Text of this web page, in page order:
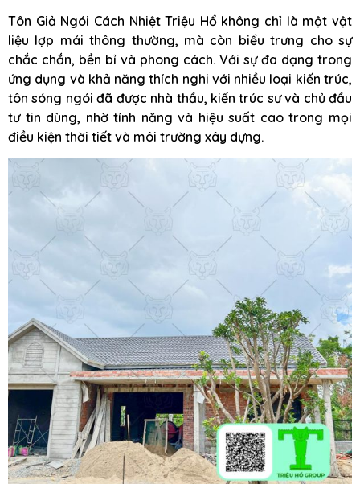
Tôn Giả Ngói Cách Nhiệt Triệu Hổ không chỉ là một vật
liệu lợp mái thông thường, mà còn biểu trưng cho sự
chắc chắn, bền bỉ và phong cách. Với sự đa dạng trong
ứng dụng và khả năng thích nghi với nhiều loại kiến trúc,
tôn sóng ngói đã được nhà thầu, kiến trúc sư và chủ đầu
tư tin dùng, nhờ tính năng và hiệu suất cao trong mọi
điều kiện thời tiết và môi trường xây dựng.